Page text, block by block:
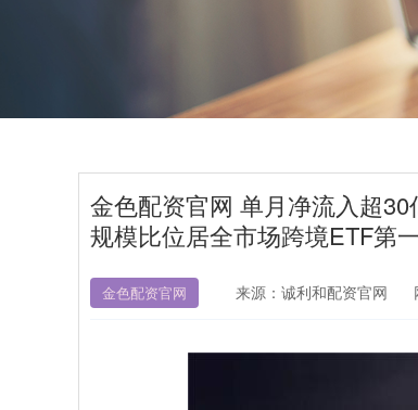
金色配资官网 单月净流入超
规模比位居全市场跨境ETF第
金色配资官网 来源：诚利和配资官网